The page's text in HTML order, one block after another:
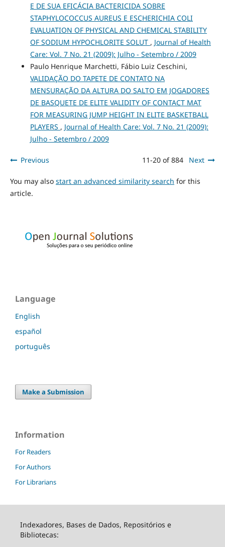
E DE SUA EFICÁCIA BACTERICIDA SOBRE
STAPHYLOCOCCUS AUREUS E ESCHERICHIA COLI
EVALUATION OF PHYSICAL AND CHEMICAL STABILITY
OF SODIUM HYPOCHLORITE SOLUT , Journal of Health
Care: Vol. 7 No. 21 (2009): Julho - Setembro / 2009
Paulo Henrique Marchetti, Fábio Luiz Ceschini,
VALIDAÇÃO DO TAPETE DE CONTATO NA
MENSURAÇÃO DA ALTURA DO SALTO EM JOGADORES
DE BASQUETE DE ELITE VALIDITY OF CONTACT MAT
FOR MEASURING JUMP HEIGHT IN ELITE BASKETBALL
PLAYERS , Journal of Health Care: Vol. 7 No. 21 (2009):
Julho - Setembro / 2009
Previous 11-20 of 884 Next
You may also start an advanced similarity search for this
article.
Language
English
español
português
Make a Submission
Information
For Readers
For Authors
For Librarians
Indexadores, Bases de Dados, Repositórios e
Bibliotecas: